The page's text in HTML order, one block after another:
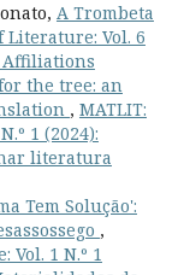
A Trombeta
Literature: Vol. 6
Affiliations
the tree: an
, MATLIT:
1 (2024):
literatura
Tem Solução':
,
1 N.º 1